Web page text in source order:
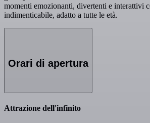
momenti emozionanti, divertenti e interattivi
indimenticabile, adatto a tutte le età.
Orari di apertura
Attrazione dell'infinito